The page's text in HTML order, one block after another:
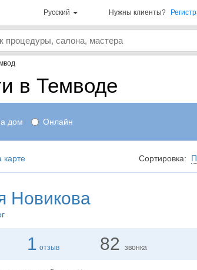
Русский Нужны клиенты?
в Темводе
дом Онлайн
карте Сортировка:
Новикова
1 отзыв 82звонка